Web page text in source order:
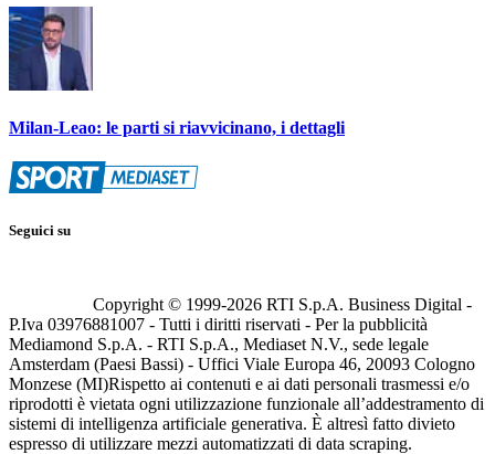
Milan-Leao: le parti si riavvicinano, i dettagli
Seguici su
Copyright © 1999-2026 RTI S.p.A. Business Digital -
P.Iva 03976881007 - Tutti i diritti riservati - Per la pubblicità
Mediamond S.p.A. - RTI S.p.A., Mediaset N.V., sede legale
Amsterdam (Paesi Bassi) - Uffici Viale Europa 46, 20093 Cologno
Monzese (MI)Rispetto ai contenuti e ai dati personali trasmessi e/o
riprodotti è vietata ogni utilizzazione funzionale all’addestramento di
sistemi di intelligenza artificiale generativa. È altresì fatto divieto
espresso di utilizzare mezzi automatizzati di data scraping.